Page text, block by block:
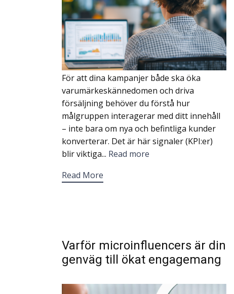
För att dina kampanjer både ska öka
varumärkeskännedomen och driva
försäljning behöver du förstå hur
målgruppen interagerar med ditt innehåll
– inte bara om nya och befintliga kunder
konverterar. Det är här signaler (KPI:er)
blir viktiga... Read more
Read More
Varför microinfluencers är din
genväg till ökat engagemang